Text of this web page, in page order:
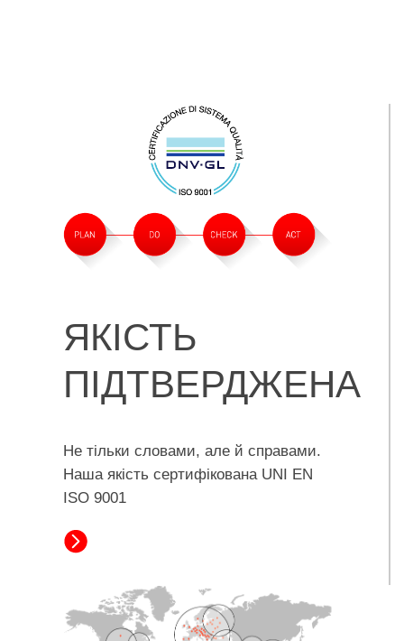
ЯКІСТЬ
ПІДТВЕРДЖЕНА
Не тільки словами, але й справами.
Наша якість сертифікована UNI EN
ISO 9001